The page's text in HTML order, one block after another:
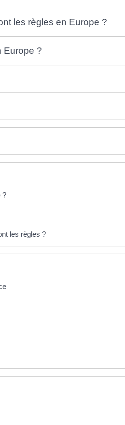
les règles en Europe ?
Europe ?
?
les règles ?